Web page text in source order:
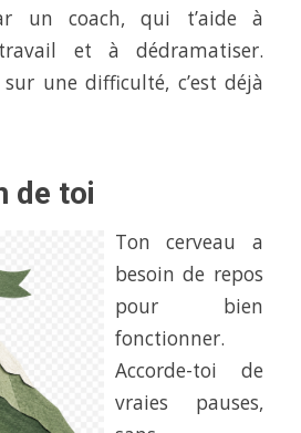
un coach, qui t’aide à
et à dédramatiser.
une difficulté, c’est déjà
de toi
Ton cerveau a
besoin de repos
pour bien
fonctionner.
Accorde-toi de
vraies pauses,